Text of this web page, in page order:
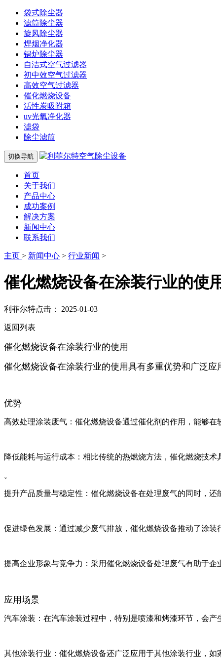
袋式除尘器
滤筒除尘器
旋风除尘器
焊烟净化器
锅炉除尘器
自洁式空气过滤器
初中效空气过滤器
高效空气过滤器
催化燃烧设备
活性炭吸附箱
uv光氧净化器
滤袋
除尘滤筒
切换导航
首页
关于我们
产品中心
成功案例
解决方案
新闻中心
联系我们
主页 > 新闻中心 > 行业新闻 >
催化燃烧设备‌在‌‌‌‌涂装行业的使
利菲尔特点击： 2025-01-03
返回列表
催化燃烧设备‌在‌‌‌‌涂装行业的使用
催化燃烧设备在涂装行业的使用具有多重优势和广泛应
优势
高效处理涂装废气‌：催化燃烧设备通过催化剂的作用，能够
降低能耗与运行成本‌：相比传统的热燃烧方法，催化燃烧技
。
提升产品质量与稳定性‌：催化燃烧设备在处理废气的同时，
促进绿色发展‌：通过减少废气排放，催化燃烧设备推动了涂
提高企业形象与竞争力‌：采用催化燃烧设备处理废气有助于
应用场景
汽车涂装‌：在汽车涂装过程中，特别是喷漆和烤漆环节，会
其他涂装行业‌：催化燃烧设备还广泛应用于其他涂装行业，